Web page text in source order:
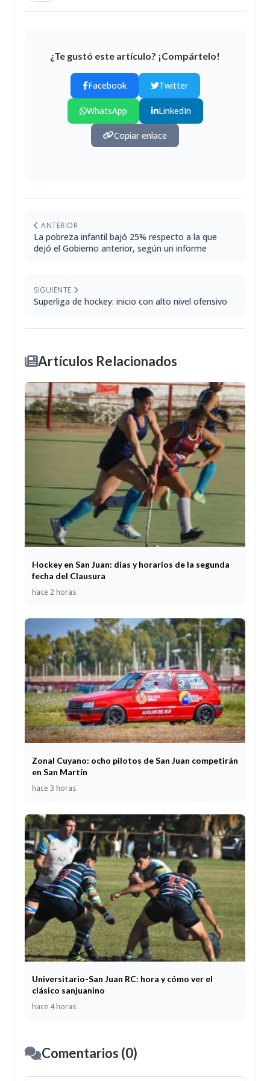
¿Te gustó este artículo? ¡Compártelo!
Facebook Twitter
WhatsApp LinkedIn
Copiar enlace
ANTERIOR
La pobreza infantil bajó 25% respecto a la que
dejó el Gobierno anterior, según un informe
SIGUIENTE
Superliga de hockey: inicio con alto nivel ofensivo
Artículos Relacionados
Hockey en San Juan: días y horarios de la segunda
fecha del Clausura
hace 2 horas
Zonal Cuyano: ocho pilotos de San Juan competirán
en San Martín
hace 3 horas
Universitario-San Juan RC: hora y cómo ver el
clásico sanjuanino
hace 4 horas
Comentarios (0)